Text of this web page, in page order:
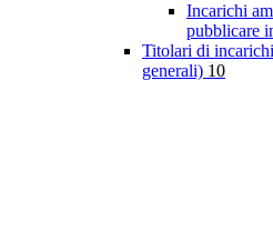
Incarichi
pubblicare
Titolari di
generali) 10